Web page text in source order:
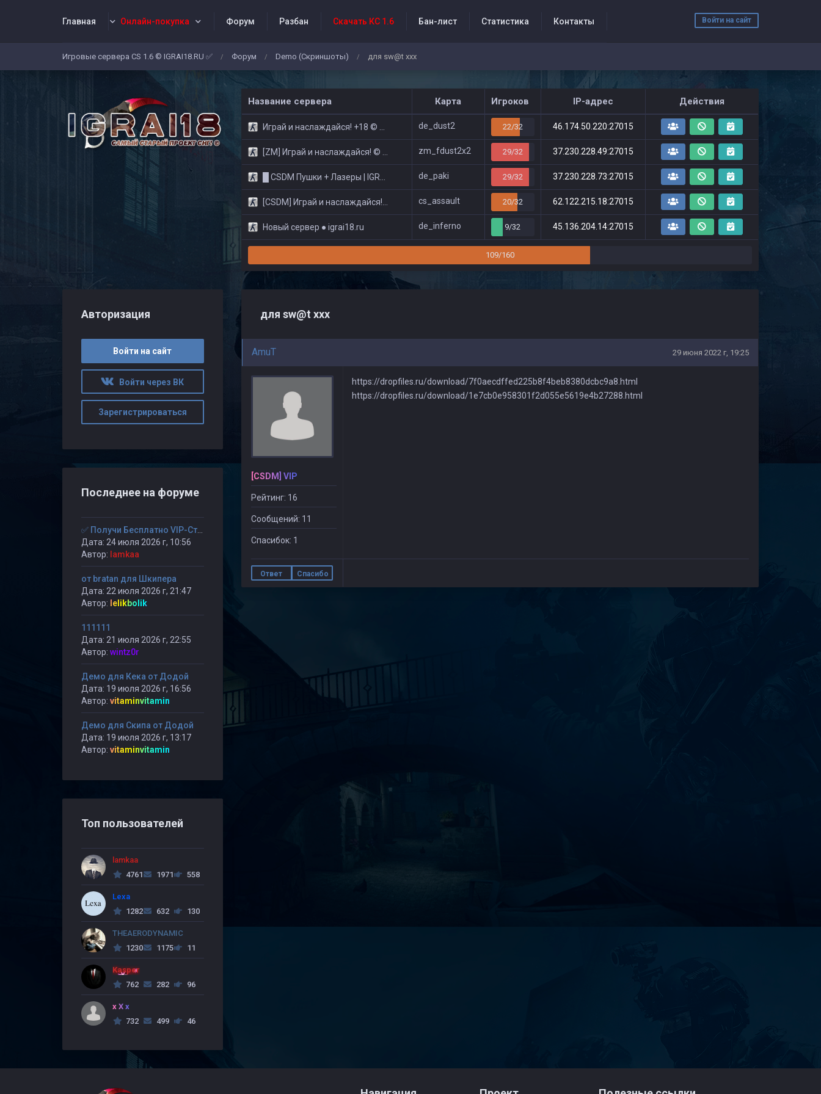
Войти на сайт
Главная Онлайн-покупка Форум Разбан Скачать КС 1.6 Бан-лист Статистика Контакты
События проекта
Игровые сервера CS 1.6 © IGRAI18.RU ✅ / Форум / Demo (Скриншоты) / для sw@t xxx
Название сервера Карта Игроков IP-адрес Действия
Играй и наслаждайся! +18 © Public de_dust2 22/32 46.174.50.220:27015
[ZM] Играй и наслаждайся! © Zombie Show zm_fdust2x2 29/32 37.230.228.49:27015
█ CSDM Пушки + Лазеры | IGRAI18.RU ツ █ de_paki 29/32 37.230.228.73:27015
[CSDM] Играй и наслаждайся! © Classic cs_assault 20/32 62.122.215.18:27015
Новый сервер ● igrai18.ru de_inferno 9/32 45.136.204.14:27015
109/160
для sw@t xxx
AmuT 29 июня 2022 г, 19:25
[CSDM] VIP
Рейтинг: 16
Сообщений: 11
Спасибок: 1
https://dropfiles.ru/download/7f0aecdffed225b8f4beb8380dcbc9a8.html
https://dropfiles.ru/download/1e7cb0e958301f2d055e5619e4b27288.html
Ответ Спасибо
Авторизация
Войти на сайт
Войти через ВК
Зарегистрироваться
Последнее на форуме
Дата: 24 июля 2026 г, 10:56
Автор: lamkaa
от bratan для Шкипера
Дата: 22 июля 2026 г, 21:47
Автор: lelikbolik
111111
Дата: 21 июля 2026 г, 22:55
Автор: wintz0r
Демо для Кека от Додой
Дата: 19 июля 2026 г, 16:56
Автор: vitaminvitamin
Демо для Скипа от Додой
Дата: 19 июля 2026 г, 13:17
Автор: vitaminvitamin
Топ пользователей
lamkaa
4761
1971 558
Lexa
1282
632 130
THEAERODYNAMIC
1230
1175 11
Kasper
762
282 96
x X x
732
499 46